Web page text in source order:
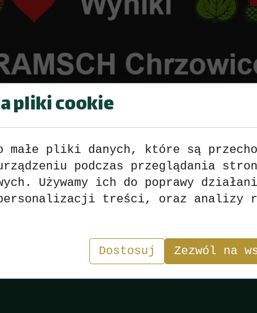
RAMSCH-CHRZOWICE---
pliki cookie
małe pliki danych, które są
podczas przeglądania stron
Używamy ich do poprawy
treści, oraz analizy
Dostosuj Zezwól na